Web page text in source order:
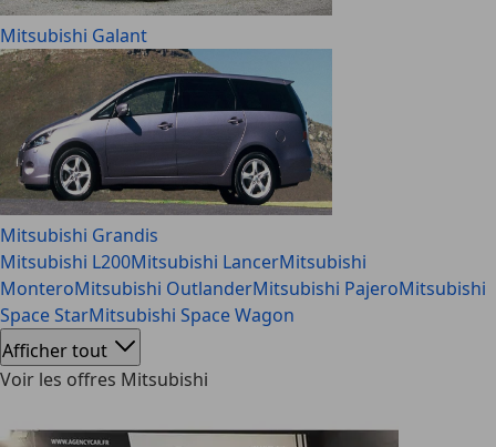
Mitsubishi Galant
Mitsubishi Grandis
Mitsubishi L200Mitsubishi LancerMitsubishi
MonteroMitsubishi OutlanderMitsubishi PajeroMitsubishi
Space StarMitsubishi Space Wagon
Afficher tout
Voir les offres Mitsubishi